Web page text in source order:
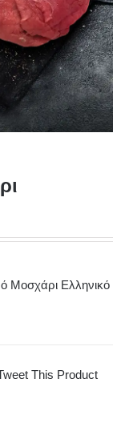
Μοσχάρι Ελληνικό
This Product